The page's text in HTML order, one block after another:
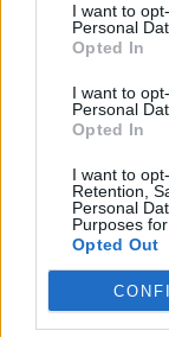
I want to
Personal
Opted In
I want to
Personal
Opted In
I want to
Retention,
Personal
Purposes
Opted Out
Warum Cho Time
schaffen ein
Viele unserer
und sich intern
Du willst einen
Du möchtest
verdienen?
Dann könnte das